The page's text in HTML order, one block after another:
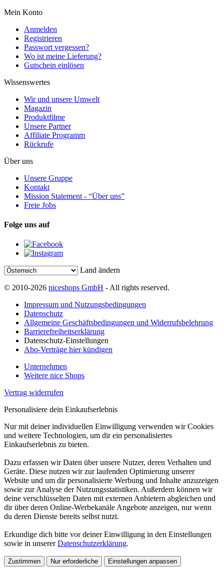
Mein Konto
Anmelden
Registrieren
Passwort vergessen?
Wo ist meine Lieferung?
Gutschein einlösen
Wissenswertes
Wir und unsere Umwelt
Magazin
Produktfilme
Unsere Partner
Affiliate Programm
Rückrufe
Über uns
Unsere Gruppe
Kontakt
Mission Statement - “Über uns”
Freie Jobs
Folge uns auf
Land ändern
© 2010-2026 niceshops GmbH - All rights reserved.
Impressum und Nutzungsbedingungen
Datenschutz
Allgemeine Geschäftsbedingungen und Widerrufsbelehrung
Barrierefreiheitserklärung
Datenschutz-Einstellungen
Abo-Verträge hier kündigen
Unternehmen
Weitere nice Shops
Vertrag widerrufen
Personalisiere dein Einkaufserlebnis
Nur mit deiner individuellen Einwilligung verwenden wir Cookies
und weitere Technologien, um dir ein personalisiertes
Einkaufserlebnis zu bieten.
Dazu erfassen wir Daten über unsere Nutzer, deren Verhalten und
Geräte. Diese nutzen wir zur laufenden Optimierung unserer
Website und um dir personalisierte Werbung und Inhalte anzuzeigen
sowie zur Analyse der Nutzungsstatistiken. Außerdem können wir
deine verschlüsselten Daten mit externen Anbietern abgleichen und
dir über deren Online-Werbekanäle Angebote anzeigen, nur wenn
du deren Dienste bereits selbst nutzt.
Erkundige dich bitte vor deiner Einwilligung in den Einstellungen
sowie in unsererDatenschutzerklärung.
Zustimmen Nur erforderliche Einstellungen anpassen